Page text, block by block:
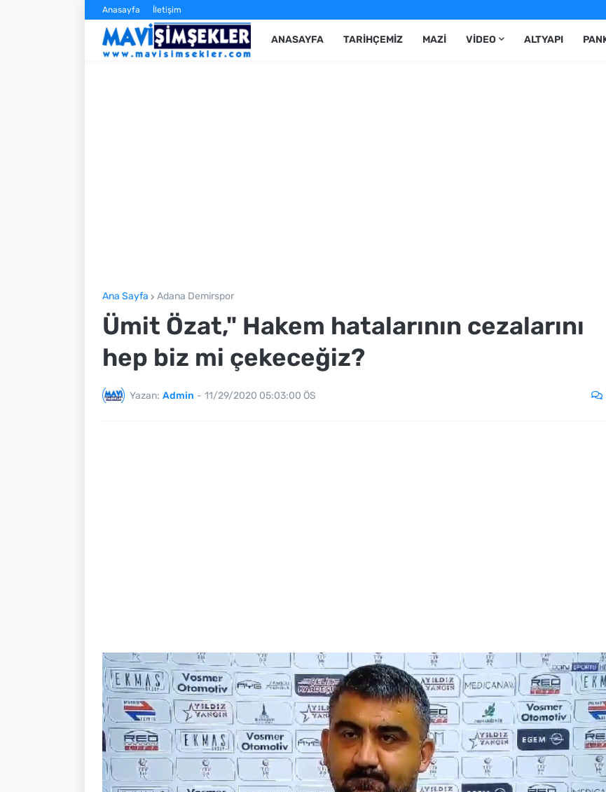
Anasayfa İletişim
ANASAYFA TARIHÇEMIZ MAZI VIDEO ALTYAPI
Ana Sayfa Adana Demirspor
Ümit Özat," Hakem hatalarının cezalarını
hep biz mi çekeceğiz?
Yazan: Admin - 11/29/2020 05:03:00 ÖS